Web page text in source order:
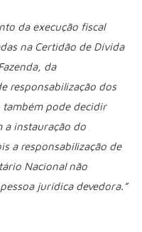
da execução fiscal
na Certidão de Dívida
da
responsabilização dos
pode decidir
a instauração do
a responsabilização de
Nacional não
jurídica devedora.”